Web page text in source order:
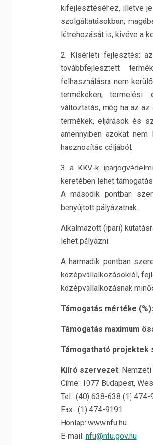
kifejlesztéséhez, illetve
szolgáltatásokban;
létrehozását is, kivéve a
2. Kísérleti fejlesztés:
továbbfejlesztett
felhasználásra nem
termékeken, termelési
változtatás, még ha az
termékek, eljárások és
amennyiben azokat
hasznosítás céljából.
3. a KKV-k
keretében lehet
A második pontban
benyújtott pályázatnak.
Alkalmazott (ipari)
lehet pályázni.
A harmadik pontban
középvállalkozásokról,
középvállalkozásnak
Támogatás mértéke (%):
Támogatás maximum
Támogatható projektek
Kiíró szervezet:
Címe: 1077 Budapest,
Tel.: (40) 638-638 (1) 474-
Fax.: (1) 474-9191
Honlap: www.nfu.hu
E-mail: nfu@nfu.gov.hu